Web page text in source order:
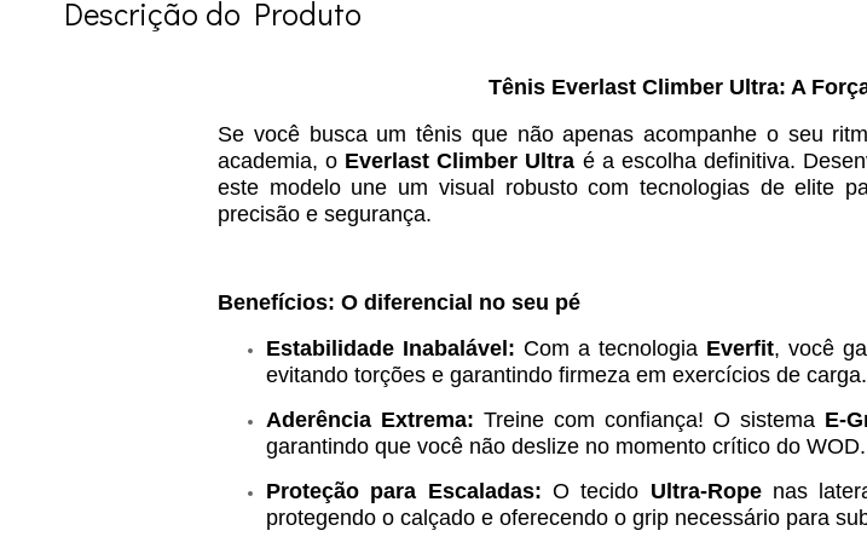
Descrição do Produto
Tênis Everlast Climber Ultra: A
Se você busca um tênis que não apenas acompanhe o seu
academia, o Everlast Climber Ultra é a escolha definitiva.
este modelo une um visual robusto com tecnologias de elite
precisão e segurança.
Benefícios: O diferencial no seu pé
Estabilidade Inabalável: Com a tecnologia Everfit, você
evitando torções e garantindo firmeza em exercícios de carga.
Aderência Extrema: Treine com confiança! O sistema E-
garantindo que você não deslize no momento crítico do WOD.
Proteção para Escaladas: O tecido Ultra-Ropenas
protegendo o calçado e oferecendo o grip necessário para